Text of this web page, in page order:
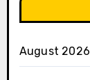
August 2026